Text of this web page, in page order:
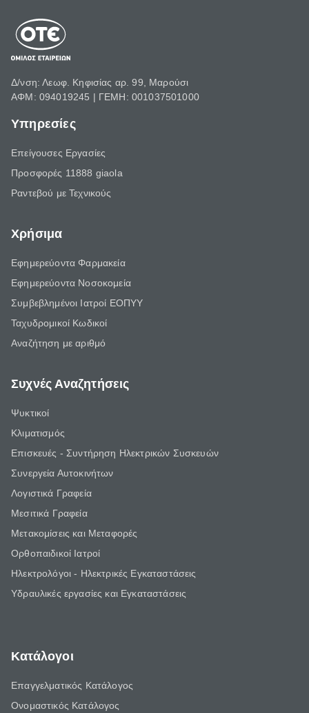
Δ/νση: Λεωφ. Κηφισίας αρ. 99, Μαρούσι
ΑΦΜ: 094019245 | ΓΕΜΗ: 001037501000
Υπηρεσίες
Επείγουσες Εργασίες
Προσφορές 11888 giaola
Ραντεβού με Τεχνικούς
Χρήσιμα
Εφημερεύοντα Φαρμακεία
Εφημερεύοντα Νοσοκομεία
Συμβεβλημένοι Ιατροί ΕΟΠΥΥ
Ταχυδρομικοί Κωδικοί
Αναζήτηση με αριθμό
Συχνές Αναζητήσεις
Ψυκτικοί
Κλιματισμός
Επισκευές - Συντήρηση Ηλεκτρικών Συσκευών
Συνεργεία Αυτοκινήτων
Λογιστικά Γραφεία
Μεσιτικά Γραφεία
Μετακομίσεις και Μεταφορές
Ορθοπαιδικοί Ιατροί
Ηλεκτρολόγοι - Ηλεκτρικές Εγκαταστάσεις
Υδραυλικές εργασίες και Εγκαταστάσεις
Κατάλογοι
Επαγγελματικός Κατάλογος
Ονομαστικός Κατάλογος